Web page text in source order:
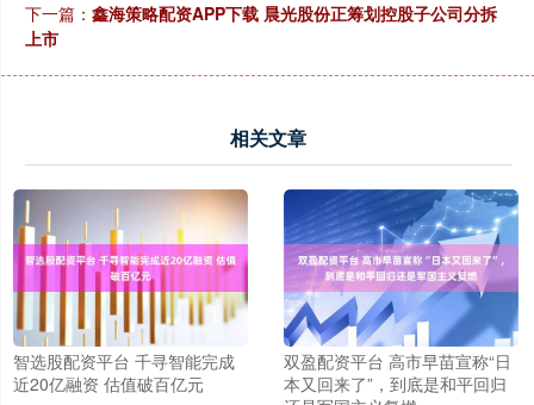
下一篇： 鑫海策略配资APP下载 晨光股份正筹划控股子公司分拆
上市
相关文章
智选股配资平台 千寻智能完成
近20亿融资 估值破百亿元
双盈配资平台 高市早苗宣称“日
本又回来了”，到底是和平回归